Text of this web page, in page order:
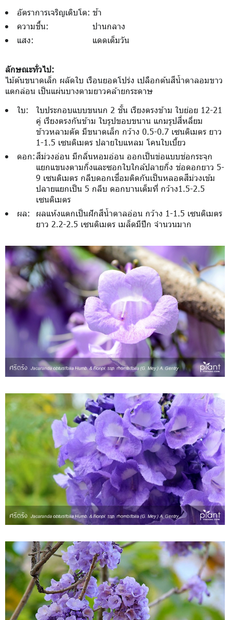
อัตราการเจริญเติบโต: ช้า
ความชื้น:
ปานกลาง
แสง:
แดดเต็มวัน
ลักษณะทั่วไป:
ไม้ต้นขนาดเล็ก ผลัดใบ เรือนยอดโปร่ง เปลือกต้นสีน้ำตาลอมขาว
แตกล่อน เป็นแผ่นบางตามยาวคล้ายกระดาษ
ใบ:
ใบประกอบแบบขนนก 2 ชั้น เรียงตรงข้าม ใบย่อย 12-21
คู่ เรียงตรงกันข้าม ใบรูปขอบขนาน แกมรูปสี่หลี่ยม
ข้าวหลามตัด มีขนาดเล็ก กว้าง 0.5-0.7 เซนติเมตร ยาว
1-1.5 เซนติเมตร ปลายใบแหลม โคนใบเบี้ยว
ดอก:สีม่วงอ่อน มีกลิ่นหอมอ่อน ออกเป็นข่อแบบช่อกระจุก
แยกแขนงตามกิ่งและซอกใบใกล้ปลายกิ่ง ช่อดอกยาว 5-
9 เซนติเมตร กลีบดอกเชื่อมติดกันเป็นหลอดสีม่วงเข้ม
ปลายแยกเป็น 5 กลีบ ดอกบานเต็มที่ กว้าง1.5-2.5
เซนติเมตร
ผล:
ผลแห้งแตกเป็นฝักสีน้ำตาลอ่อน กว้าง 1-1.5 เซนติเมตร
ยาว 2.2-2.5 เซนติเมตร เมล็ดมีปีก จำนวนมาก